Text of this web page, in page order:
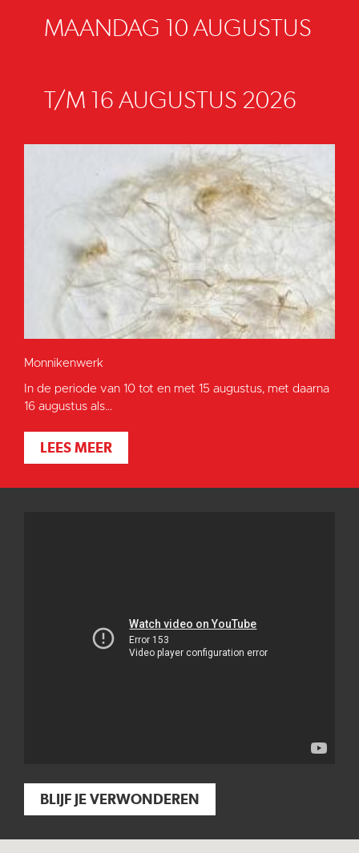
MAANDAG 10 AUGUSTUS
T/M 16 AUGUSTUS 2026
Monnikenwerk
In de periode van 10 tot en met 15 augustus, met daarna
16 augustus als...
LEES MEER
BLIJF JE VERWONDEREN